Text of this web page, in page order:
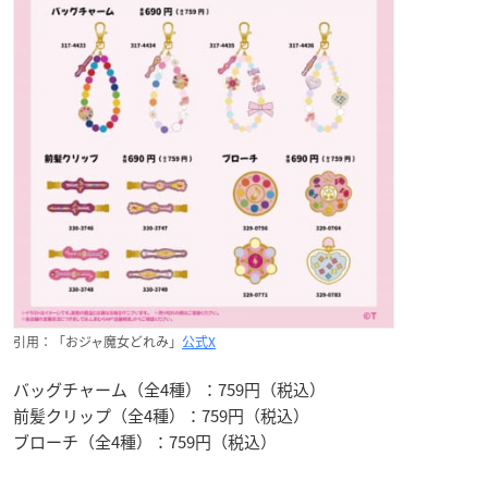
引用：「おジャ魔女どれみ」 公式X
バッグチャーム（全4種）：759円（税込）
前髪クリップ（全4種）：759円（税込）
ブローチ（全4種）：759円（税込）